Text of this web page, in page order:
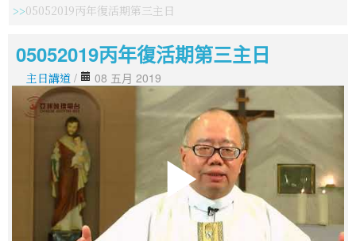
05052019丙年復活期第三主日
05052019丙年復活期第三主日
主日講道 / 08 五月 2019